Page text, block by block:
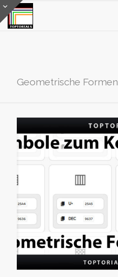
Geometrische Formen